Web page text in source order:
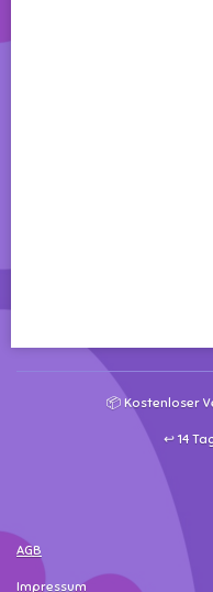
📦 Kostenloser
↩️ 14
AGB
Impressum